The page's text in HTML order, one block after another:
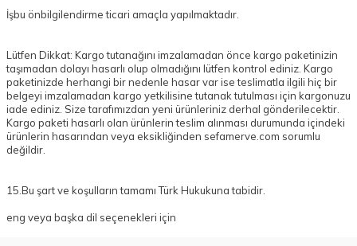
İşbu önbilgilendirme ticari amaçla yapılmaktadır.
Lütfen Dikkat: Kargo tutanağını imzalamadan önce kargo paketinizin
taşımadan dolayı hasarlı olup olmadığını lütfen kontrol ediniz. Kargo
paketinizde herhangi bir nedenle hasar var ise teslimatla ilgili hiç bir
belgeyi imzalamadan kargo yetkilisine tutanak tutulması için kargonuzu
iade ediniz. Size tarafımızdan yeni ürünleriniz derhal gönderilecektir.
Kargo paketi hasarlı olan ürünlerin teslim alınması durumunda içindeki
ürünlerin hasarından veya eksikliğinden sefamerve.com sorumlu
değildir.
15.Bu şart ve koşulların tamamı Türk Hukukuna tabidir.
eng veya başka dil seçenekleri için